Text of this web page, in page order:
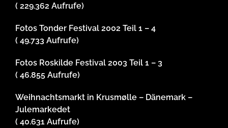
( 229.362 Aufrufe)
Fotos Tonder Festival 2002 Teil 1 – 4
( 49.733 Aufrufe)
Fotos Roskilde Festival 2003 Teil 1 – 3
( 46.855 Aufrufe)
Weihnachtsmarkt in Krusmølle – Dänemark –
Julemarkedet
( 40.631 Aufrufe)